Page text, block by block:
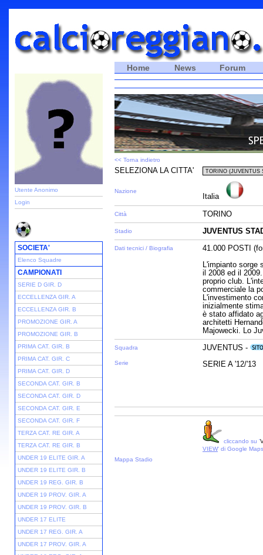
Utente Anonimo
Login
SOCIETA'
Elenco Squadre
CAMPIONATI
SERIE D GIR. D
ECCELLENZA GIR. A
ECCELLENZA GIR. B
PROMOZIONE GIR. A
PROMOZIONE GIR. B
PRIMA CAT. GIR. B
PRIMA CAT. GIR. C
PRIMA CAT. GIR. D
SECONDA CAT. GIR. B
SECONDA CAT. GIR. D
SECONDA CAT. GIR. E
SECONDA CAT. GIR. F
TERZA CAT. RE GIR. A
TERZA CAT. RE GIR. B
UNDER 19 ELITE GIR. A
UNDER 19 ELITE GIR. B
UNDER 19 REG. GIR. B
UNDER 19 PROV. GIR. A
UNDER 19 PROV. GIR. B
UNDER 17 ELITE
UNDER 17 REG. GIR. A
UNDER 17 PROV. GIR. A
Home News Forum
<< Torna indietro
SELEZIONA LA CITTA'
Nazione
Italia
Città TORINO
Stadio JUVENTUS
Dati tecnici / Biografia
41.000 POSTI
L'impianto sorge
il 2008 ed il
proprio club.
commerciale la
L'investimento
inizialmente
è stato affidato
architetti
Majowecki. Lo
Squadra
Serie
JUVENTUS -
SERIE A '12/'13
cliccando su '
VIEW' di Google Maps
Mappa Stadio